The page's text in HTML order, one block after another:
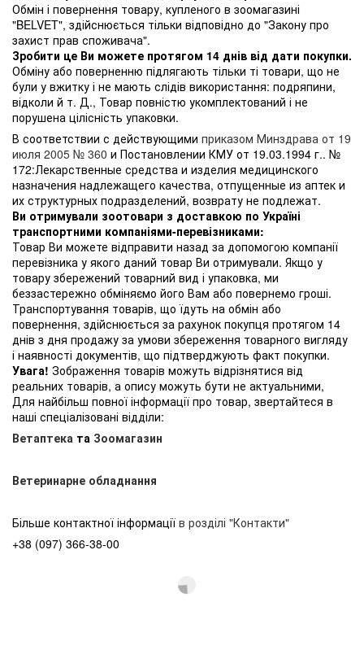
Обмін і повернення товару, купленого в зоомагазині
"BELVET", здійснюється тільки відповідно до "Закону про
захист прав споживача".
Зробити це Ви можете протягом 14 днів від дати покупки.
Обміну або поверненню підлягають тільки ті товари, що не
були у вжитку і не мають слідів використання: подряпини,
відколи й т. Д., Товар повністю укомплектований і не
порушена цілісність упаковки.
В соответствии с действующими приказом Минздрава от 19
июля 2005 № 360 и Постановлении КМУ от 19.03.1994 г.. №
172:Лекарственные средства и изделия медицинского
назначения надлежащего качества, отпущенные из аптек и
их структурных подразделений, возврату не подлежат.
Ви отримували зоотовари з доставкою по Україні
транспортними компаніями-перевізниками:
Товар Ви можете відправити назад за допомогою компанії
перевізника у якого даний товар Ви отримували. Якщо у
товару збережений товарний вид і упаковка, ми
беззастережно обміняємо його Вам або повернемо гроші.
Транспортування товарів, що їдуть на обмін або
повернення, здійснюється за рахунок покупця протягом 14
днів з дня продажу за умови збереження товарного вигляду
і наявності документів, що підтверджують факт покупки.
Увага! Зображення товарів можуть відрізнятися від
реальних товарів, а опису можуть бути не актуальними,
Для найбільш повної інформації про товар, звертайтеся в
наші спеціалізовані відділи:
Ветаптека та Зоомагазин
Ветеринарне обладнання
Більше контактної інформації в розділі "Контакти"
+38 (097) 366-38-00